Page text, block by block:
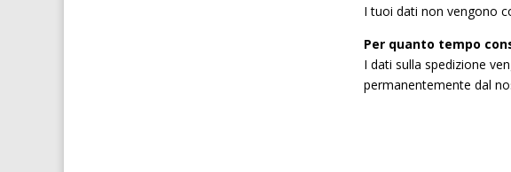
I tuoi dati non vengono
Per quanto tempo
I dati sulla spedizione
permanentemente dal